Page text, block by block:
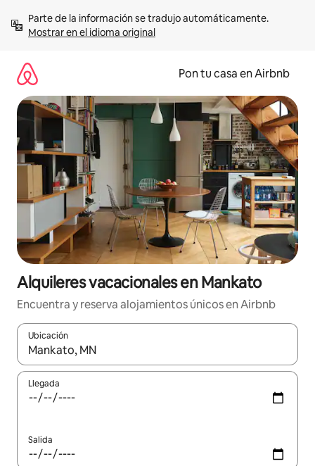
contenidoMostrar en el idioma original
Pon tu casa en Airbnb
Alquileres vacacionales en Mankato
Encuentra y reserva alojamientos únicos en Airbnb
Ubicación
Cuando los resultados estén disponibles, navega con las
Llegada
Salida